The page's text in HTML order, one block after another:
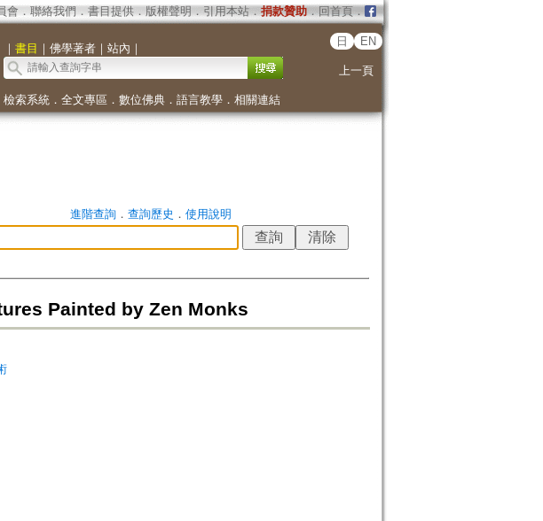
會． 聯絡我們 ． 書目提供． 版權聲明 ． 引用本站． 捐款贊助．回首頁．
｜ 書目 ｜ 佛學著者｜ 站內 ｜
日 EN
上一頁
檢索系統． 全文專區 ． 數位佛典． 語言教學． 相關連結
進階查詢． 查詢歷史 ． 使用說明
Painted by Zen Monks